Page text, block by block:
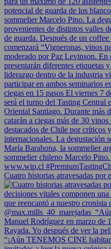
Cuatro historias atravesadas por